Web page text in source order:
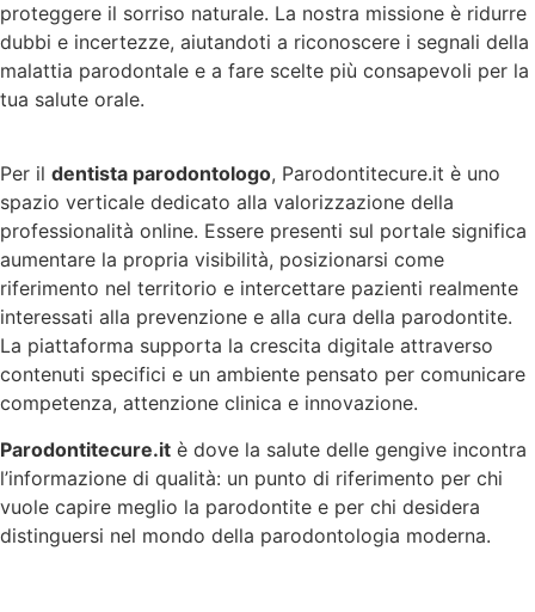
proteggere il sorriso naturale. La nostra missione è ridurre
dubbi e incertezze, aiutandoti a riconoscere i segnali della
malattia parodontale e a fare scelte più consapevoli per la
tua salute orale.
Per il dentista parodontologo, Parodontitecure.it è uno
spazio verticale dedicato alla valorizzazione della
professionalità online. Essere presenti sul portale significa
aumentare la propria visibilità, posizionarsi come
riferimento nel territorio e intercettare pazienti realmente
interessati alla prevenzione e alla cura della parodontite.
La piattaforma supporta la crescita digitale attraverso
contenuti specifici e un ambiente pensato per comunicare
competenza, attenzione clinica e innovazione.
Parodontitecure.it è dove la salute delle gengive incontra
l’informazione di qualità: un punto di riferimento per chi
vuole capire meglio la parodontite e per chi desidera
distinguersi nel mondo della parodontologia moderna.